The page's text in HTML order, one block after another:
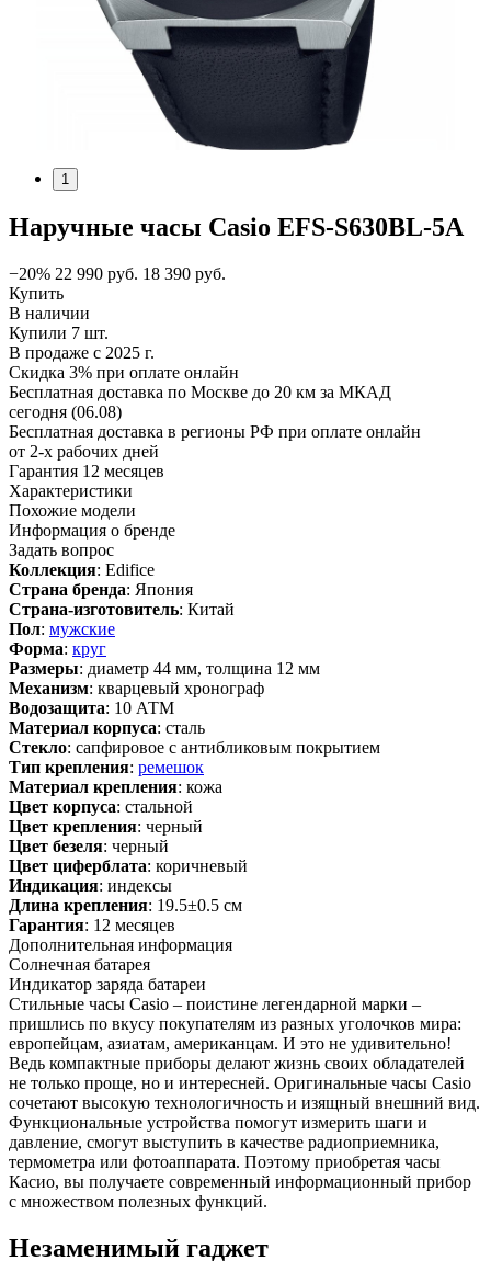
1
Наручные часы Casio EFS-S630BL-5A
−20% 22 990 руб. 18 390 руб.
Купить
В наличии
Купили 7 шт.
В продаже с 2025 г.
Скидка 3% при оплате онлайн
Бесплатная доставка по Москве до 20 км за МКАД
сегодня (06.08)
Бесплатная доставка в регионы РФ при оплате онлайн
от 2-х рабочих дней
Гарантия 12 месяцев
Характеристики
Похожие модели
Информация о бренде
Задать вопрос
Коллекция: Edifice
Страна бренда: Япония
Страна-изготовитель: Китай
Пол: мужские
Форма: круг
Размеры: диаметр 44 мм, толщина 12 мм
Механизм: кварцевый хронограф
Водозащита: 10 АТМ
Материал корпуса: сталь
Стекло: сапфировое с антибликовым покрытием
Тип крепления: ремешок
Материал крепления: кожа
Цвет корпуса: стальной
Цвет крепления: черный
Цвет безеля: черный
Цвет циферблата: коричневый
Индикация: индексы
Длина крепления: 19.5±0.5 см
Гарантия: 12 месяцев
Дополнительная информация
Солнечная батарея
Индикатор заряда батареи
Стильные часы Casio – поистине легендарной марки –
пришлись по вкусу покупателям из разных уголочков мира:
европейцам, азиатам, американцам. И это не удивительно!
Ведь компактные приборы делают жизнь своих обладателей
не только проще, но и интересней. Оригинальные часы Casio
сочетают высокую технологичность и изящный внешний вид.
Функциональные устройства помогут измерить шаги и
давление, смогут выступить в качестве радиоприемника,
термометра или фотоаппарата. Поэтому приобретая часы
Касио, вы получаете современный информационный прибор
с множеством полезных функций.
Незаменимый гаджет